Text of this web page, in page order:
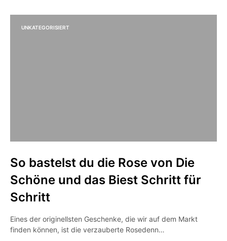
UNKATEGORISIERT
So bastelst du die Rose von Die
Schöne und das Biest Schritt für
Schritt
Eines der originellsten Geschenke, die wir auf dem Markt
finden können, ist die verzauberte Rosedenn…